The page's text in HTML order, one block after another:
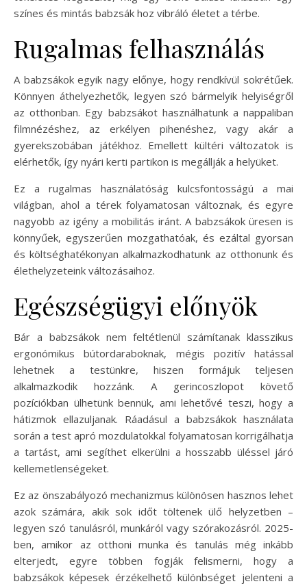
színes és mintás babzsák hoz vibráló életet a térbe.
Rugalmas felhasználás
A babzsákok egyik nagy előnye, hogy rendkívül sokrétűek.
Könnyen áthelyezhetők, legyen szó bármelyik helyiségről
az otthonban. Egy babzsákot használhatunk a nappaliban
filmnézéshez, az erkélyen pihenéshez, vagy akár a
gyerekszobában játékhoz. Emellett kültéri változatok is
elérhetők, így nyári kerti partikon is megállják a helyüket.
Ez a rugalmas használatóság kulcsfontosságú a mai
világban, ahol a térek folyamatosan változnak, és egyre
nagyobb az igény a mobilitás iránt. A babzsákok üresen is
könnyűek, egyszerűen mozgathatóak, és ezáltal gyorsan
és költséghatékonyan alkalmazkodhatunk az otthonunk és
élethelyzeteink változásaihoz.
Egészségügyi előnyök
Bár a babzsákok nem feltétlenül számítanak klasszikus
ergonómikus bútordaraboknak, mégis pozitív hatással
lehetnek a testünkre, hiszen formájuk teljesen
alkalmazkodik hozzánk. A gerincoszlopot követő
pozíciókban ülhetünk bennük, ami lehetővé teszi, hogy a
hátizmok ellazuljanak. Ráadásul a babzsákok használata
során a test apró mozdulatokkal folyamatosan korrigálhatja
a tartást, ami segíthet elkerülni a hosszabb üléssel járó
kellemetlenségeket.
Ez az önszabályozó mechanizmus különösen hasznos lehet
azok számára, akik sok időt töltenek ülő helyzetben –
legyen szó tanulásról, munkáról vagy szórakozásról. 2025-
ben, amikor az otthoni munka és tanulás még inkább
elterjedt, egyre többen fogják felismerni, hogy a
babzsákok képesek érzékelhető különbséget jelenteni a